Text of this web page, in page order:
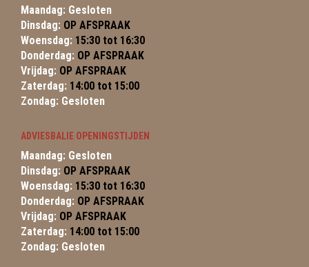
Maandag: Gesloten
Dinsdag: OP AFSPRAAK
Woensdag: 15:30 tot 16:30
Donderdag: OP AFSPRAAK
Vrijdag: OP AFSPRAAK
Zaterdag: 14:00 tot 15:00
Zondag: Gesloten
ADVIESBALIE OPENINGSTIJDEN
Maandag: Gesloten
Dinsdag: OP AFSPRAAK
Woensdag: 15:30 tot 16:30
Donderdag: OP AFSPRAAK
Vrijdag: OP AFSPRAAK
Zaterdag: 14:00 tot 15:00
Zondag: Gesloten